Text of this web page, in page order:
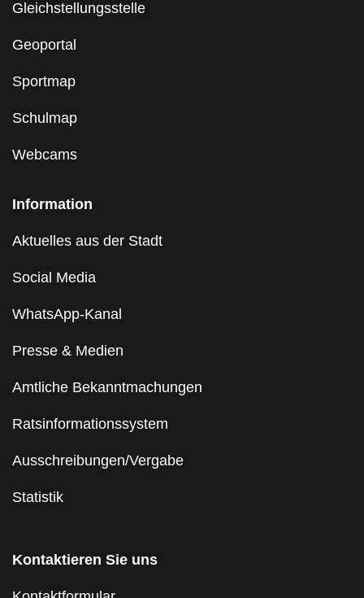
Gleichstellungsstelle
Geoportal
Sportmap
Schulmap
Webcams
Information
Aktuelles aus der Stadt
Social Media
WhatsApp-Kanal
Presse & Medien
Amtliche Bekanntmachungen
Ratsinformationssystem
Ausschreibungen/Vergabe
Statistik
Kontaktieren Sie uns